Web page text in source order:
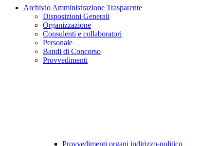
Archivio Amministrazione Trasparente
Disposizioni Generali
Organizzazione
Consulenti e collaboratori
Personale
Bandi di Concorso
Provvedimenti
Provvedimenti organi indirizzo-politico